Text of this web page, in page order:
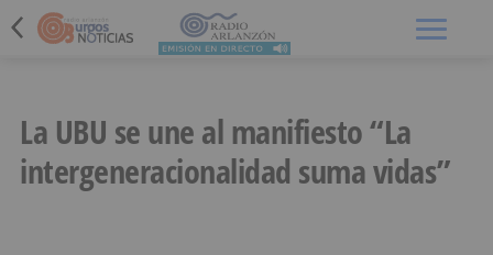
La UBU se une al manifiesto “La
intergeneracionalidad suma vidas”